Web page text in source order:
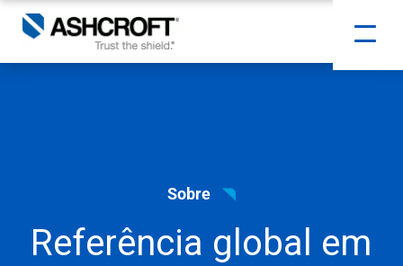
Sobre
Referência global em